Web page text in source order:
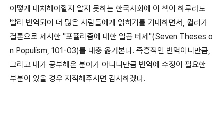
어떻게 대처해야할지 알지 못하는 한국사회에 이 책이 하루라도
빨리 번역되어 더 많은 사람들에게 읽히기를 기대하면서, 뮐러가
결론으로 제시한 "포퓰리즘에 대한 일곱 테제"(Seven Theses o
n Populism, 101-03)를 대충 옮겨본다. 즉흥적인 번역이니만큼,
그리고 내가 공부해온 분야가 아니니만큼 번역에 수정이 필요한
부분이 있을 경우 지적해주시면 감사하겠다.